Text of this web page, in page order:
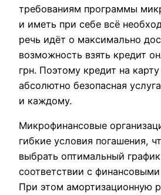
требованиям программы
и иметь при себе всё
речь идёт о максимально
возможность взять кредит
грн. Поэтому кредит на
абсолютно безопасная
и каждому.
Микрофинансовые
гибкие условия погашения,
выбрать оптимальный
соответствии с
При этом амортизационную